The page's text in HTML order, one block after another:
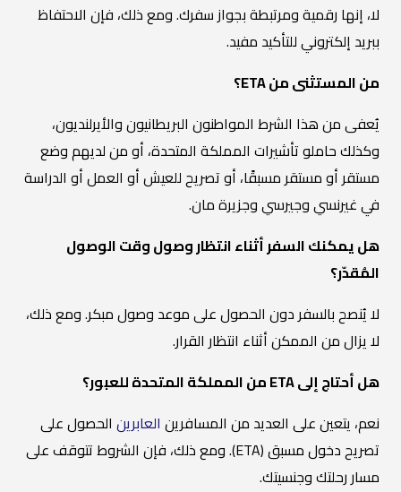
لا، إنها رقمية ومرتبطة بجواز سفرك. ومع ذلك، فإن الاحتفاظ
ببريد إلكتروني للتأكيد مفيد.
من المستثنى من ETA؟
يُعفى من هذا الشرط المواطنون البريطانيون والأيرلنديون،
وكذلك حاملو تأشيرات المملكة المتحدة، أو من لديهم وضع
مستقر أو مستقر مسبقًا، أو تصريح للعيش أو العمل أو الدراسة
في غيرنسي وجيرسي وجزيرة مان.
هل يمكنك السفر أثناء انتظار وصول وقت الوصول
المُقدّر؟
لا يُنصح بالسفر دون الحصول على موعد وصول مبكر. ومع ذلك،
لا يزال من الممكن أثناء انتظار القرار.
هل أحتاج إلى ETA من المملكة المتحدة للعبور؟
نعم، يتعين على العديد من المسافرين العابرين الحصول على
تصريح دخول مسبق (ETA). ومع ذلك، فإن الشروط تتوقف على
مسار رحلتك وجنسيتك.